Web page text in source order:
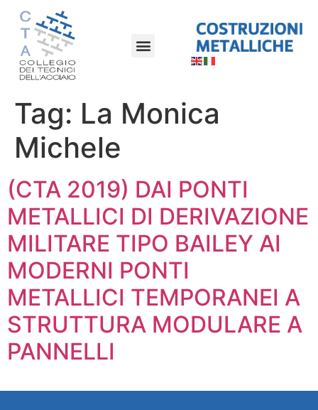
Tag: La Monica
Michele
(CTA 2019) DAI PONTI
METALLICI DI DERIVAZIONE
MILITARE TIPO BAILEY AI
MODERNI PONTI
METALLICI TEMPORANEI A
STRUTTURA MODULARE A
PANNELLI